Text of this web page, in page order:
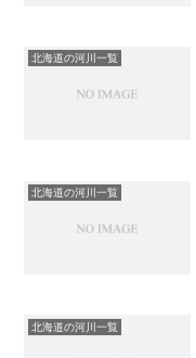
北海道の河川一覧
北海道の河川一覧
北海道の河川一覧